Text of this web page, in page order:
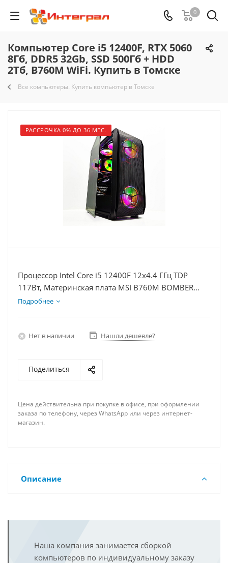
0
Компьютер Core i5 12400F, RTX 5060
8Гб, DDR5 32Gb, SSD 500Гб + HDD
2Тб, B760M WiFi. Купить в Томске
Все компьютеры. Купить компьютер в Томске
РАССРОЧКА 0% ДО 36 МЕС.
Процессор Intel Core i5 12400F 12x4.4 ГГц TDP
117Вт, Материнская плата MSI B760M BOMBER
WIFI D5, Видеокарта RTX 5060 8Гб, Память
Подробнее
Нет в наличии Нашли дешевле?
Поделиться
Цена действительна при покупке в офисе, при оформлении
заказа по телефону, через WhatsApp или через интернет-
магазин.
Описание
Наша компания занимается сборкой
компьютеров по индивидуальному заказу